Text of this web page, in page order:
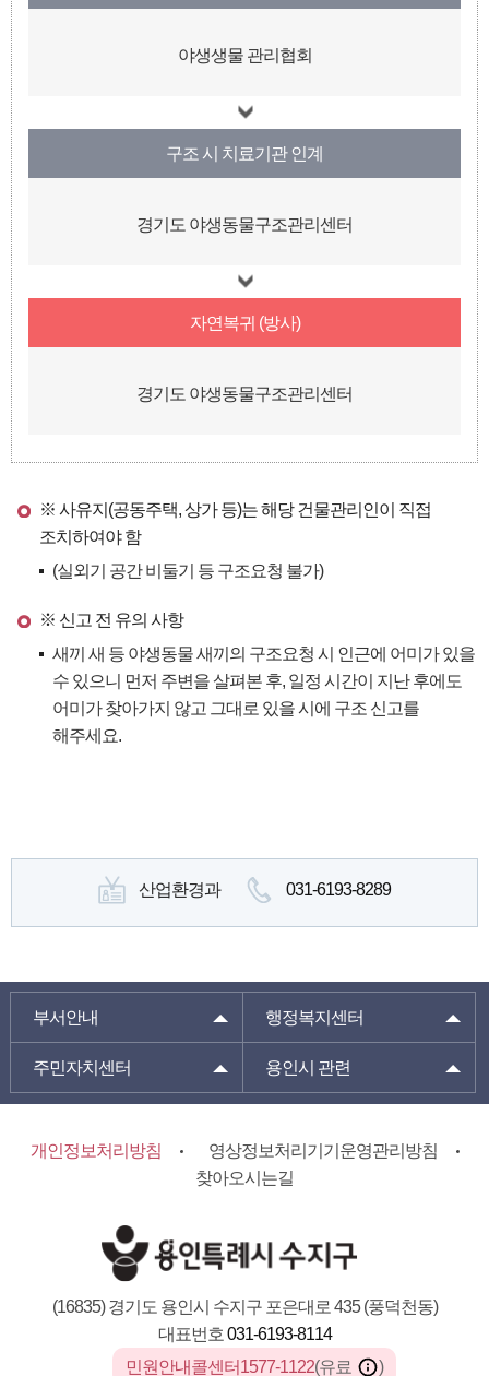
야생생물 관리협회
구조 시 치료기관 인계
경기도 야생동물구조관리센터
자연복귀 (방사)
경기도 야생동물구조관리센터
※ 사유지(공동주택, 상가 등)는 해당 건물관리인이 직접
조치하여야 함
(실외기 공간 비둘기 등 구조요청 불가)
※ 신고 전 유의 사항
새끼 새 등 야생동물 새끼의 구조요청 시 인근에 어미가 있을
수 있으니 먼저 주변을 살펴본 후, 일정 시간이 지난 후에도
어미가 찾아가지 않고 그대로 있을 시에 구조 신고를
해주세요.
산업환경과 031-6193-8289
부서안내 행정복지센터
주민자치센터 용인시 관련
개인정보처리방침
영상정보처리기기운영관리방침
찾아오시는길
(16835) 경기도 용인시 수지구 포은대로 435 (풍덕천동)
대표번호 031-6193-8114
민원안내콜센터1577-1122(유료 )